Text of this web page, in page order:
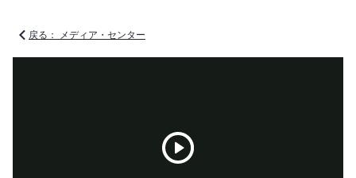
戻る： メディア・センター